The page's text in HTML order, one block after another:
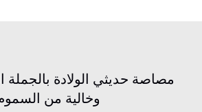
مصاصة حديثي الولادة بالجملة
وخالية من